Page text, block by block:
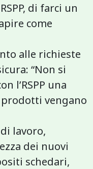
di farci un
come
alle richieste
“Non si
l’RSPP una
vengano
di lavoro,
dei nuovi
schedari,